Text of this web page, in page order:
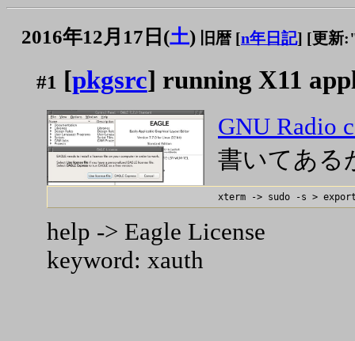
2016年12月17日(土) 旧暦 [n年日記] [更新
#1 [pkgsrc] running X11
GNU Radio
書いてある
help -> Eagle License
keyword: xauth